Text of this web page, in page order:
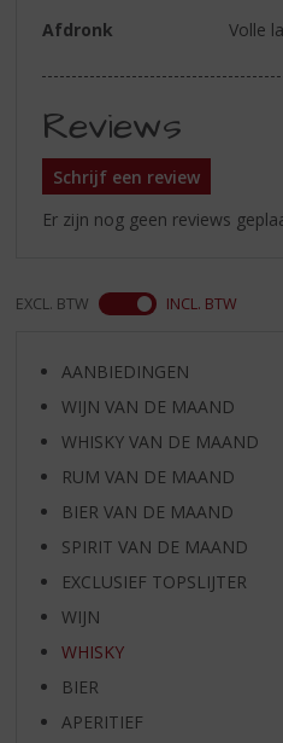
Afdronk
Volle
Reviews
Schrijf een review
Er zijn nog geen reviews
EXCL. BTW INCL. BTW
AANBIEDINGEN
WIJN VAN DE MAAND
WHISKY VAN DE MAAND
RUM VAN DE MAAND
BIER VAN DE MAAND
SPIRIT VAN DE MAAND
EXCLUSIEF TOPSLIJTER
WIJN
WHISKY
BIER
APERITIEF